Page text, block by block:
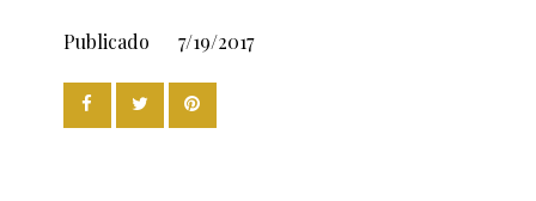
Publicado 7/19/2017